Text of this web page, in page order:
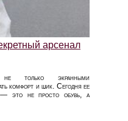
арсенал
только экранными
комфорт и шик. Сегодня ее
— это не просто обувь, а